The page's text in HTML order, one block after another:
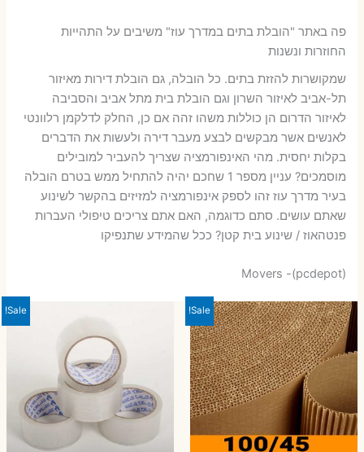
פה באתר "הובלת בתים במדרך עוז" משיבים על התהייות
החוזרות ונשנות
שמקושרות להזזת בתים. כל הובלה, גם הובלת דירות מאיזור
תל-אביב לאיזור השרון וגם הובלת בית מתל אביב והסביבה
לאיזור הדרום הן כוללות משהו זהה אם כן, החלק לדלקמן רלוונטי
לאנשים אשר מבקשים לבצע מעבר דירה ולעשות את הדברים
בקלות יחסית. מהי האינפורמציה שצריך להעביר למובילים
מוסמכים? עניין מספר 1 שחכם יהיה להתחיל ממש בטרם הובלה
בעיר מדרך עוז זהו לספק אינפורמציה למזיזים בהקשר לשינוע
שאתם עושים. סתם כדוגמה, האם אתם צריכים טיפולי העברות
פנטהאוז / שינוע בית קטן? ככל שהמידע שתנפיקו
Movers -(pcdepot)
Sale!
Sale!